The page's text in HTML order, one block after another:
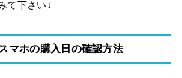
て下さい↓
マホの購入日の確認方法